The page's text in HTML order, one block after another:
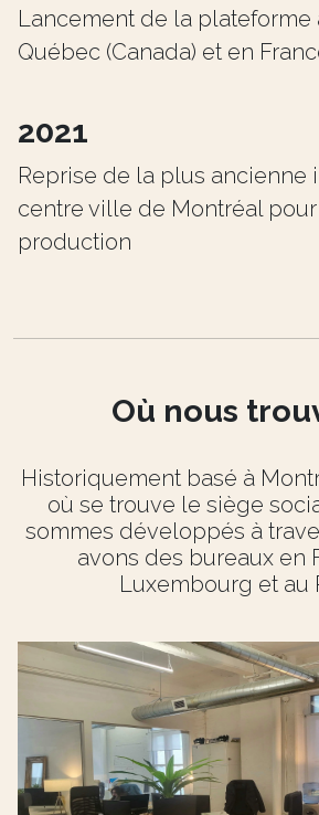
Lancement de la plateforme
Québec (Canada) et en
2021
Reprise de la plus ancienne
centre ville de Montréal
production
Où nous
Historiquement basé à
où se trouve le siège
sommes développés à
avons des bureaux en
Luxembourg et au